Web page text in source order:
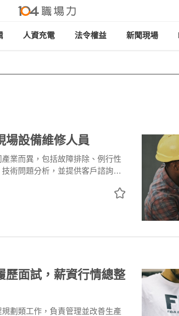
人資充電 法令權益 新聞現場
設備維修人員
業而異，包括故障排除、例行性
術問題分析，並提供客戶諮詢。
備研究精神、解決問題的能力，
投身於這份工作。
歷面試，薪資行情總整
劃類工作，負責管理並改善生產